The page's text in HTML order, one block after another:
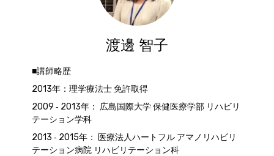
渡邊 智子
■講師略歴
2013年：理学療法士 免許取得
2009 ‐ 2013年： 広島国際大学 保健医療学部 リハビリ
テーション学科
2013 ‐ 2015年： 医療法人ハートフル アマノリハビリ
テーション病院 リハビリテーション科